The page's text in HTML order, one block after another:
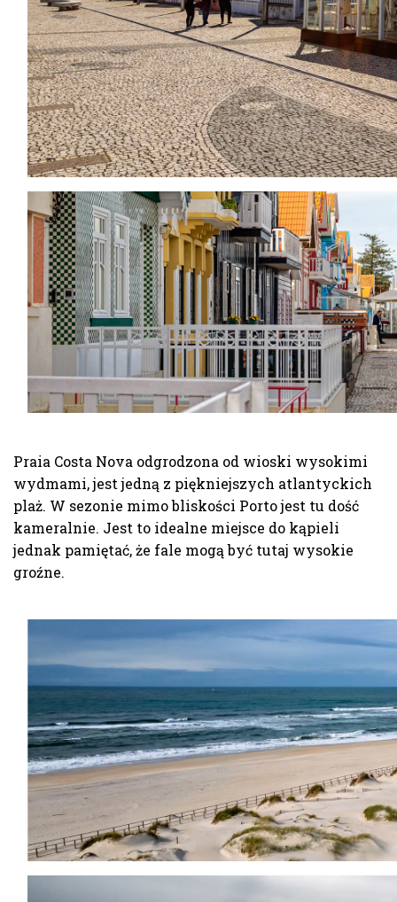
Praia Costa Nova odgrodzona od wioski wysokimi
wydmami, jest jedną z piękniejszych atlantyckich
plaż. W sezonie mimo bliskości Porto jest tu dość
kameralnie. Jest to idealne miejsce do kąpieli
jednak pamiętać, że fale mogą być tutaj wysokie
groźne.